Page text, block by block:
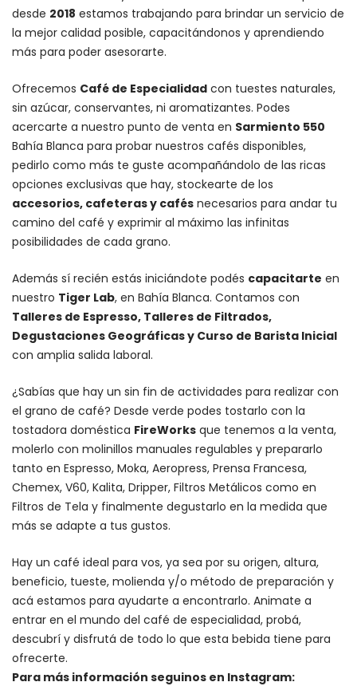
desde 2018 estamos trabajando para brindar un servicio de
la mejor calidad posible, capacitándonos y aprendiendo
más para poder asesorarte.
Ofrecemos Café de Especialidad con tuestes naturales,
sin azúcar, conservantes, ni aromatizantes. Podes
acercarte a nuestro punto de venta en Sarmiento 550
Bahía Blanca para probar nuestros cafés disponibles,
pedirlo como más te guste acompañándolo de las ricas
opciones exclusivas que hay, stockearte de los
accesorios, cafeteras y cafés necesarios para andar tu
camino del café y exprimir al máximo las infinitas
posibilidades de cada grano.
Además sí recién estás iniciándote podés capacitarte en
nuestro Tiger Lab, en Bahía Blanca. Contamos con
Talleres de Espresso, Talleres de Filtrados,
Degustaciones Geográficas y Curso de Barista Inicial
con amplia salida laboral.
¿Sabías que hay un sin fin de actividades para realizar con
el grano de café? Desde verde podes tostarlo con la
tostadora doméstica FireWorks que tenemos a la venta,
molerlo con molinillos manuales regulables y prepararlo
tanto en Espresso, Moka, Aeropress, Prensa Francesa,
Chemex, V60, Kalita, Dripper, Filtros Metálicos como en
Filtros de Tela y finalmente degustarlo en la medida que
más se adapte a tus gustos.
Hay un café ideal para vos, ya sea por su origen, altura,
beneficio, tueste, molienda y/o método de preparación y
acá estamos para ayudarte a encontrarlo. Animate a
entrar en el mundo del café de especialidad, probá,
descubrí y disfrutá de todo lo que esta bebida tiene para
ofrecerte.
Para más información seguinos en Instagram: